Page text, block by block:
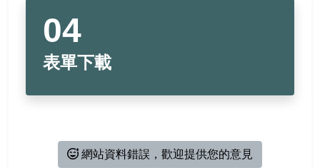
表單下載
網站資料錯誤，歡迎提供您的意見